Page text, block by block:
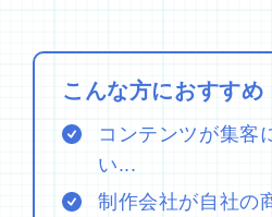
こんな方におすすめ
コンテンツが集客
い...
制作会社が自社の